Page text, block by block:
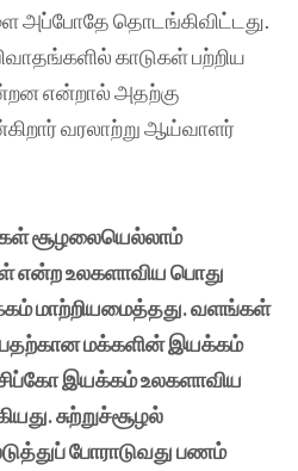
அப்போதே தொடங்கிவிட்டது.
காடுகள் பற்றிய
என்றால் அதற்கு
வரலாற்று ஆய்வாளர்
சூழலையெல்லாம்
உலகளாவிய பொது
மாற்றியமைத்தது. வளங்கள்
மக்களின் இயக்கம்
இயக்கம் உலகளாவிய
சுற்றுச்சூழல்
போராடுவது பணம்